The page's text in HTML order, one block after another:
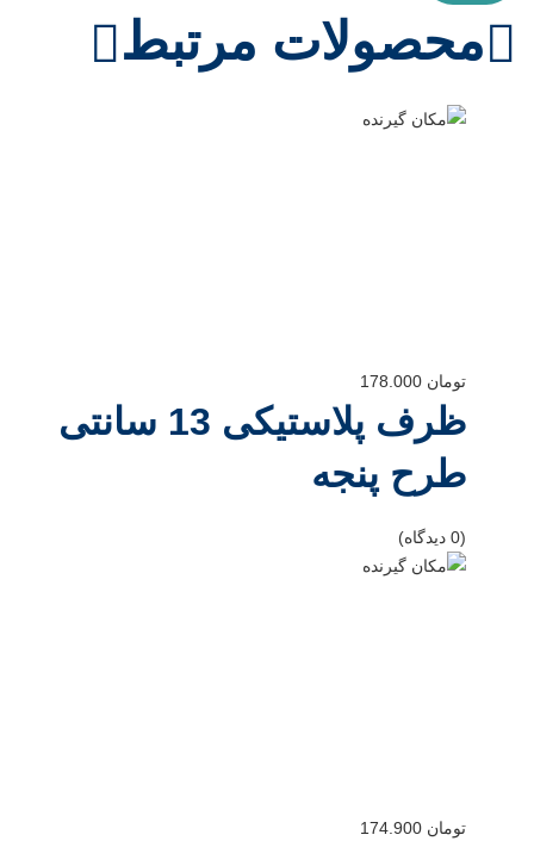
محصولات مرتبط
تومان
ظرف پلاستیکی 13 سانتی
طرح پنجه
(0 دیدگاه)
تومان